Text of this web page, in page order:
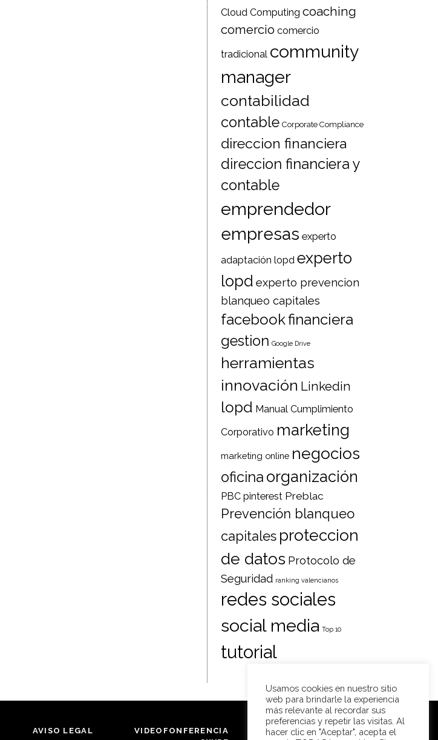
Cloud Computing coaching
comercio comercio
tradicional community
manager
contabilidad
contable Corporate Compliance
direccion financiera
direccion financiera y
contable
emprendedor
empresas experto
adaptación lopd experto
lopd experto prevencion
blanqueo capitales
facebookfinanciera
gestion Google Drive
herramientas
innovación Linkedin
lopd Manual Cumplimiento
Corporativo marketing
marketing online negocios
oficina organización
PBC pinterest Preblac
Prevención blanqueo
capitales proteccion
de datos Protocolo de
Seguridad ranking valencianos
redes sociales
social media Top 10
tutorial
AVISO LEGAL
VIDEOFONFERENCIA
FORMULARIO DE
Usamos cookies en nuestro sitio
web para brindarle la experiencia
más relevante al recordar sus
preferencias y repetir las visitas. Al
hacer clic en "Aceptar", acepta el